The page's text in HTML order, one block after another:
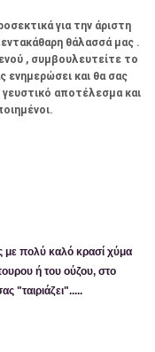
για την άριστη
θάλασσά μας .
, συμβουλευτείτε το
και θα σας
αποτέλεσμα και
με πολύ καλό κρασί χύμα
ή του ούζου, στο
"ταιριάζει".....